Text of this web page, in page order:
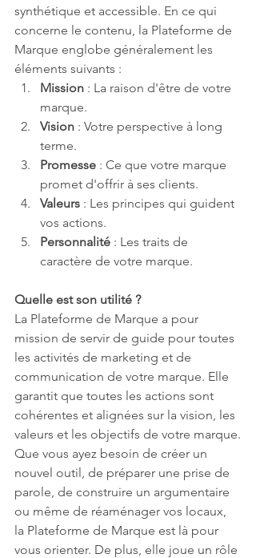
synthétique et accessible. En ce qui
concerne le contenu, la Plateforme de
Marque englobe généralement les
éléments suivants :
Mission : La raison d'être de votre
marque.
Vision : Votre perspective à long
terme.
Promesse : Ce que votre marque
promet d'offrir à ses clients.
Valeurs : Les principes qui guident
vos actions.
Personnalité : Les traits de
caractère de votre marque.
Quelle est son utilité ?
La Plateforme de Marque a pour
mission de servir de guide pour toutes
les activités de marketing et de
communication de votre marque. Elle
garantit que toutes les actions sont
cohérentes et alignées sur la vision, les
valeurs et les objectifs de votre marque.
Que vous ayez besoin de créer un
nouvel outil, de préparer une prise de
parole, de construire un argumentaire
ou même de réaménager vos locaux,
la Plateforme de Marque est là pour
vous orienter. De plus, elle joue un rôle